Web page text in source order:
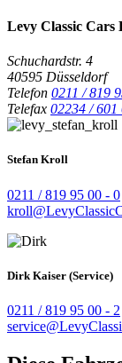
Levy Classic Cars
Schuchardstr. 4
40595 Düsseldorf
Telefon 0211 / 819
Telefax 02234 / 601
Stefan Kroll
0211 / 819 95 00 - 0
Dirk Kaiser (Service)
0211 / 819 95 00 - 2